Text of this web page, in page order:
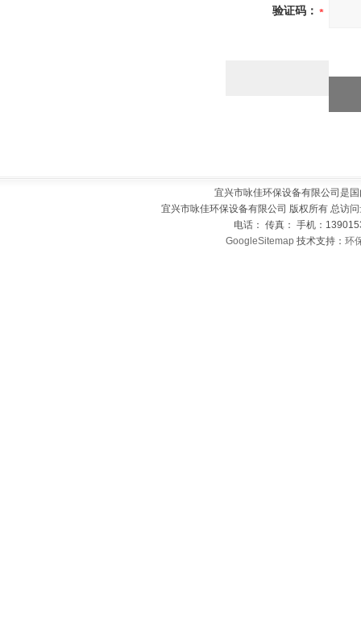
验证码：
宜兴市咏佳环保设备有限公司是
宜兴市咏佳环保设备有限公司 版权所有 总访
电话： 传真： 手机：
GoogleSitemap 技术支持： 环